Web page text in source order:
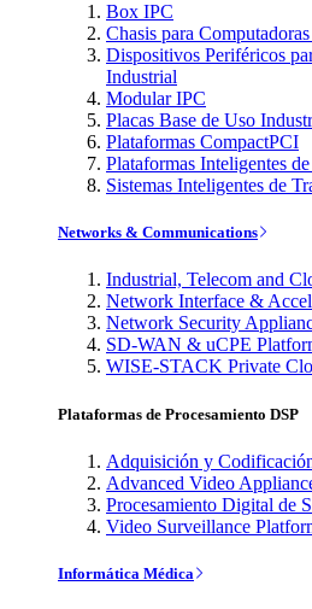
Box IPC
Chasis para
Dispositivos Periféricos
Industrial
Modular IPC
Placas Base de Uso
Plataformas CompactPCI
Plataformas Inteligentes
Sistemas Inteligentes de
Networks & Communications
Industrial, Telecom and
Network Interface &
Network Security
SD-WAN & uCPE
WISE-STACK Private
Plataformas de Procesamiento DSP
Adquisición y
Advanced Video
Procesamiento Digital de
Video Surveillance
Informática Médica